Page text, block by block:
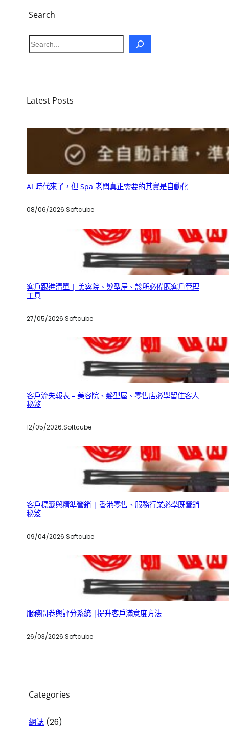
Search
S
e
Latest Posts
AI 時代來了，但 Spa 老闆真正需要的其實是自動化
08/06/2026.Softcube
客戶跟進清單 | 美容院、髮型屋、診所必備既客戶管理
工具
27/05/2026.Softcube
客戶流失報表 – 美容院、髮型屋、零售店必學留住客人
秘笈
12/05/2026.Softcube
客戶標籤與精準營銷 | 香港零售、服務行業必學既營銷
秘笈
09/04/2026.Softcube
服務問卷與評分系統 |提升客戶滿意度方法
26/03/2026.Softcube
Categories
網誌 (26)